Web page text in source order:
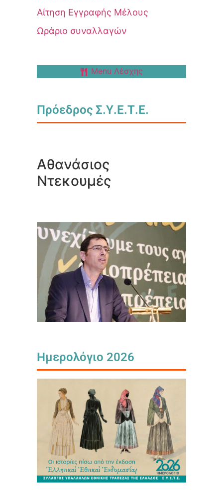
Αίτηση Εγγραφής Μέλους
Ωράριο συναλλαγών
Menu Λέσχης
Πρόεδρος Σ.Υ.Ε.Τ.Ε.
Αθανάσιος
Ντεκουμές
Ημερολόγιο 2026